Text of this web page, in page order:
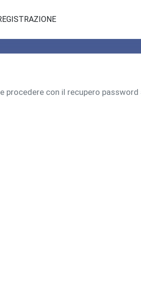
procedere con il recupero